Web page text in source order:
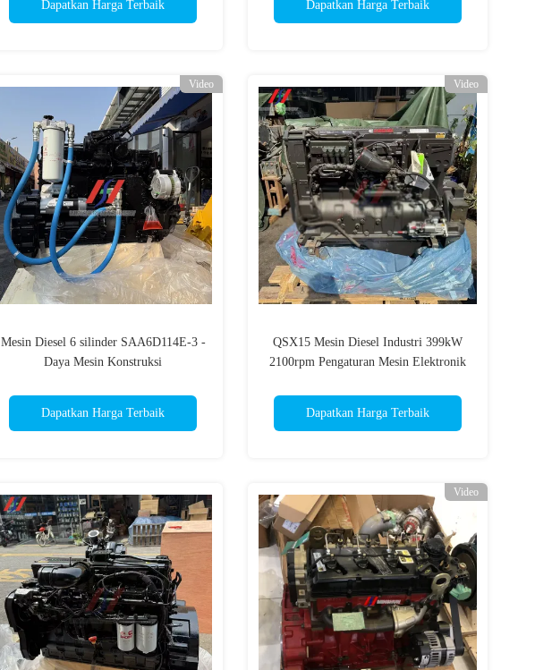
Dapatkan Harga Terbaik Dapatkan Harga Terbaik
Video
Mesin Diesel 6 silinder SAA6D114E-3 -
Daya Mesin Konstruksi
Dapatkan Harga Terbaik
Video
QSX15 Mesin Diesel Industri 399kW
2100rpm Pengaturan Mesin Elektronik
Dapatkan Harga Terbaik
Video